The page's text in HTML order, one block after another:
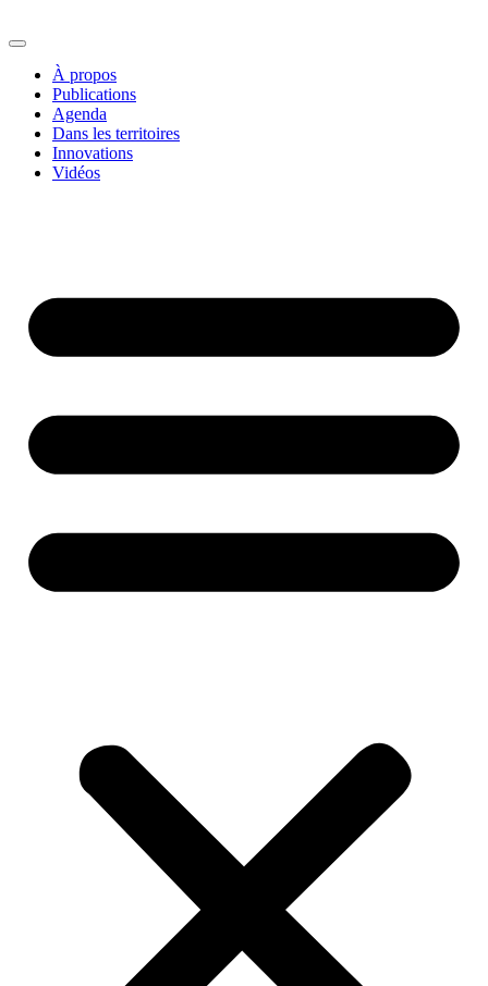
À propos
Publications
Agenda
Dans les territoires
Innovations
Vidéos